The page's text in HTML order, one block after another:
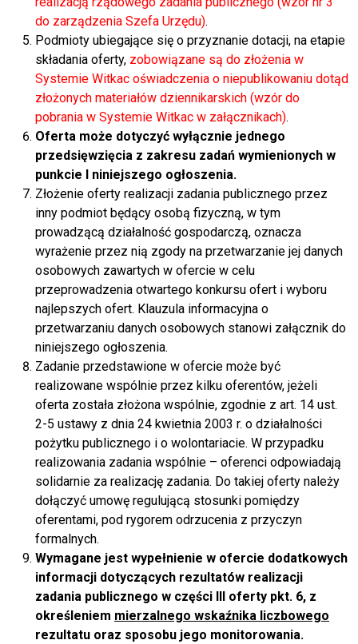
do zarządzenia Szefa Urzędu).
Podmioty ubiegające się o przyznanie dotacji, na etapie
składania oferty, zobowiązane są do złożenia w
Systemie Witkac oświadczenia o niepublikowaniu dotąd
złożonych materiałów dziennikarskich (wzór do
pobrania w Systemie Witkac w załącznikach).
Oferta może dotyczyć wyłącznie jednego
przedsięwzięcia z zakresu zadań wymienionych w
punkcie I niniejszego ogłoszenia.
Złożenie oferty realizacji zadania publicznego przez
inny podmiot będący osobą fizyczną, w tym
prowadzącą działalność gospodarczą, oznacza
wyrażenie przez nią zgody na przetwarzanie jej danych
osobowych zawartych w ofercie w celu
przeprowadzenia otwartego konkursu ofert i wyboru
najlepszych ofert. Klauzula informacyjna o
przetwarzaniu danych osobowych stanowi załącznik do
niniejszego ogłoszenia.
Zadanie przedstawione w ofercie może być
realizowane wspólnie przez kilku oferentów, jeżeli
oferta została złożona wspólnie, zgodnie z art. 14 ust.
2-5 ustawy z dnia 24 kwietnia 2003 r. o działalności
pożytku publicznego i o wolontariacie. W przypadku
realizowania zadania wspólnie – oferenci odpowiadają
solidarnie za realizację zadania. Do takiej oferty należy
dołączyć umowę regulującą stosunki pomiędzy
oferentami, pod rygorem odrzucenia z przyczyn
formalnych.
Wymagane jest wypełnienie w ofercie dodatkowych
informacji dotyczących rezultatów realizacji
zadania publicznego w części III oferty pkt. 6, z
określeniem mierzalnego wskaźnika liczbowego
rezultatu oraz sposobu jego monitorowania.